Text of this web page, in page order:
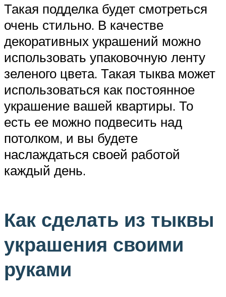
Такая подделка будет смотреться
очень стильно. В качестве
декоративных украшений можно
использовать упаковочную ленту
зеленого цвета. Такая тыква может
использоваться как постоянное
украшение вашей квартиры. То
есть ее можно подвесить над
потолком, и вы будете
наслаждаться своей работой
каждый день.
Как сделать из тыквы
украшения своими
руками